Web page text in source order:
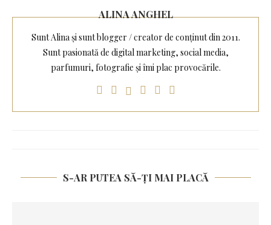
ALINA ANGHEL
Sunt Alina și sunt blogger / creator de conținut din 2011.
Sunt pasionată de digital marketing, social media,
parfumuri, fotografie și îmi plac provocările.
S-AR PUTEA SĂ-ȚI MAI PLACĂ